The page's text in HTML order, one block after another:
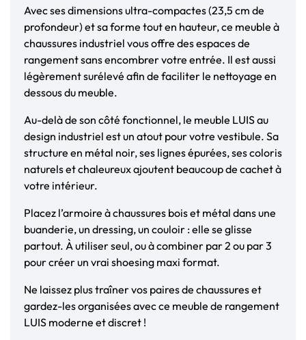
Avec ses dimensions ultra-compactes (23,5 cm de
profondeur) et sa forme tout en hauteur, ce meuble à
chaussures industriel vous offre des espaces de
rangement sans encombrer votre entrée. Il est aussi
légèrement surélevé afin de faciliter le nettoyage en
dessous du meuble.
Au-delà de son côté fonctionnel, le meuble LUIS au
design industriel est un atout pour votre vestibule. Sa
structure en métal noir, ses lignes épurées, ses coloris
naturels et chaleureux ajoutent beaucoup de cachet à
votre intérieur.
Placez l’armoire à chaussures bois et métal dans une
buanderie, un dressing, un couloir : elle se glisse
partout. À utiliser seul, ou à combiner par 2 ou par 3
pour créer un vrai shoesing maxi format.
Ne laissez plus traîner vos paires de chaussures et
gardez-les organisées avec ce meuble de rangement
LUIS moderne et discret !